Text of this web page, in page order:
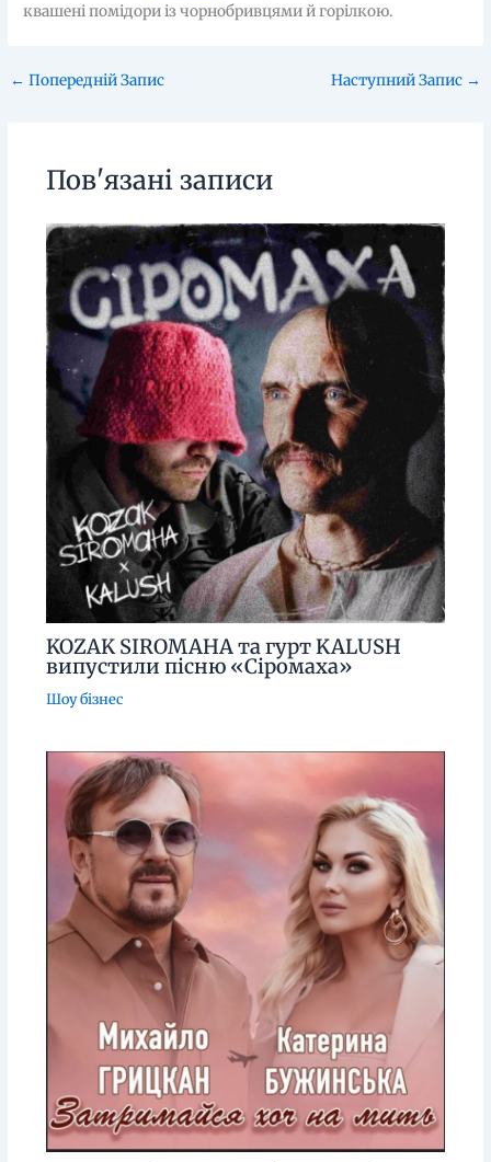
квашені помідори із чорнобривцями й горілкою.
← Попередній Запис Наступний Запис →
Пов'язані записи
KOZAK SIROMAHA та гурт KALUSH
випустили пісню «Сіромаха»
Шоу бізнес